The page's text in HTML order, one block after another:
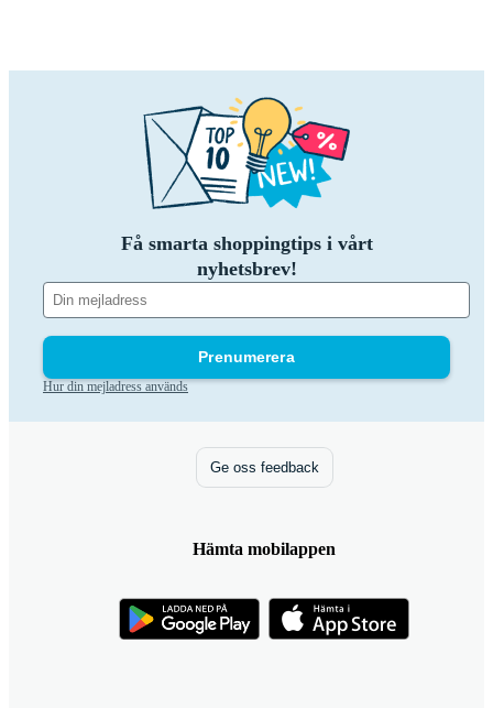
Få smarta shoppingtips i vårt
nyhetsbrev!
Prenumerera
Hur din mejladress används
Ge oss feedback
Hämta mobilappen